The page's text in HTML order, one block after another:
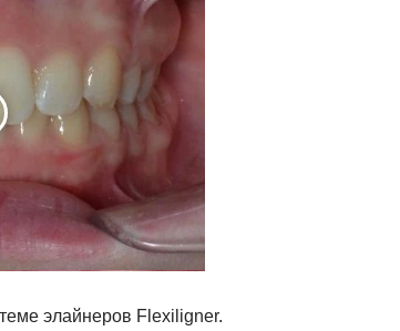
элайнеров Flexiligner.